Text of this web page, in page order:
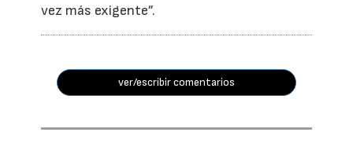
vez más exigente”.
ver/escribir comentarios